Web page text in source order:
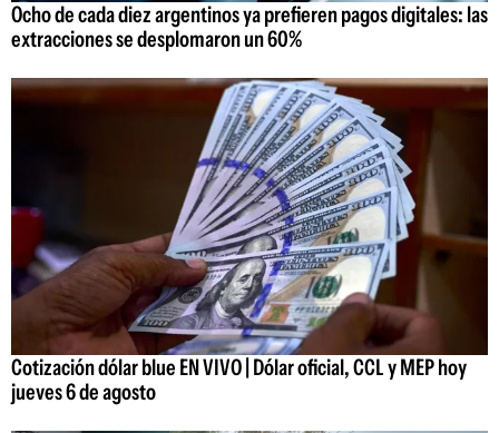
Ocho de cada diez argentinos ya prefieren pagos digitales: las
extracciones se desplomaron un 60%
Cotización dólar blue EN VIVO | Dólar oficial, CCL y MEP hoy
jueves 6 de agosto